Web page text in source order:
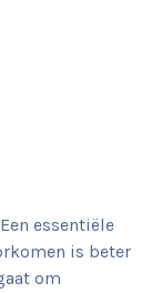
essentiële
is beter
om